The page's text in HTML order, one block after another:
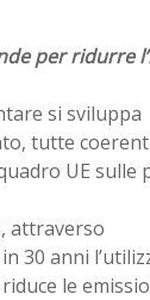
per ridurre
si sviluppa
tutte
UE sulle
attraverso
30 anni
le